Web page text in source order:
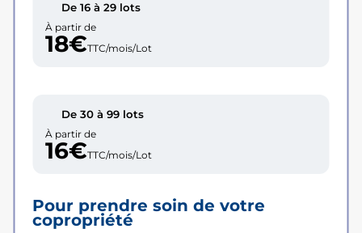
De 16 à 29 lots
À partir de
18€TTC/mois/Lot
De 30 à 99 lots
À partir de
16€TTC/mois/Lot
Pour prendre soin de votre
copropriété